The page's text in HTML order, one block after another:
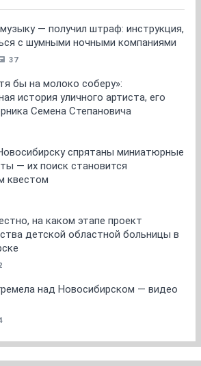
— получил штраф: инструкция,
с шумными ночными компаниями
37
бы на молоко соберу»:
история уличного артиста, его
Семена Степановича
спрятаны миниатюрные
— их поиск становится
квестом
на каком этапе проект
детской областной больницы в
над Новосибирском — видео